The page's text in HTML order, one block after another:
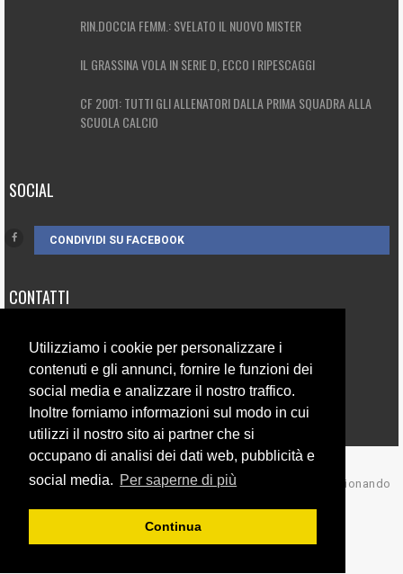
Utilizziamo i cookie per personalizzare i
contenuti e gli annunci, fornire le funzioni dei
social media e analizzare il nostro traffico.
Inoltre forniamo informazioni sul modo in cui
utilizzi il nostro sito ai partner che si
occupano di analisi dei dati web, pubblicità e
social media. Per saperne di più
Continua
RIN.DOCCIA FEMM.: SVELATO IL NUOVO MISTER
IL GRASSINA VOLA IN SERIE D, ECCO I RIPESCAGGI
CF 2001: TUTTI GLI ALLENATORI DALLA PRIMA SQUADRA ALLA
SCUOLA CALCIO
SOCIAL
CONDIVIDI SU FACEBOOK
CONTATTI
3385262752
info@campionando.it
© Copyright 2017 Campionando